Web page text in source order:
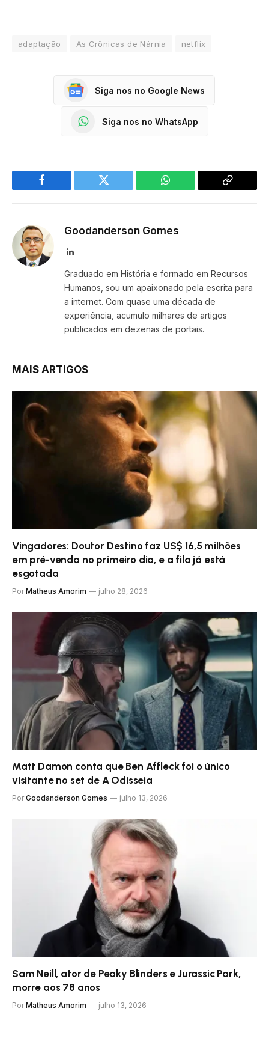
adaptação As Crônicas de Nárnia netflix
Siga nos no Google News
Siga nos no WhatsApp
Facebook Twitter WhatsApp
Copy
Goodanderson Gomes
LinkedIn
Graduado em História e formado em Recursos
Humanos, sou um apaixonado pela escrita para
a internet. Com quase uma década de
experiência, acumulo milhares de artigos
publicados em dezenas de portais.
MAIS ARTIGOS
Vingadores: Doutor Destino faz US$ 16,5 milhões
em pré-venda no primeiro dia, e a fila já está
esgotada
Por Matheus Amorim julho 28, 2026
Matt Damon conta que Ben Affleck foi o único
visitante no set de A Odisseia
Por Goodanderson Gomes julho 13, 2026
Sam Neill, ator de Peaky Blinders e Jurassic Park,
morre aos 78 anos
Por Matheus Amorim julho 13, 2026